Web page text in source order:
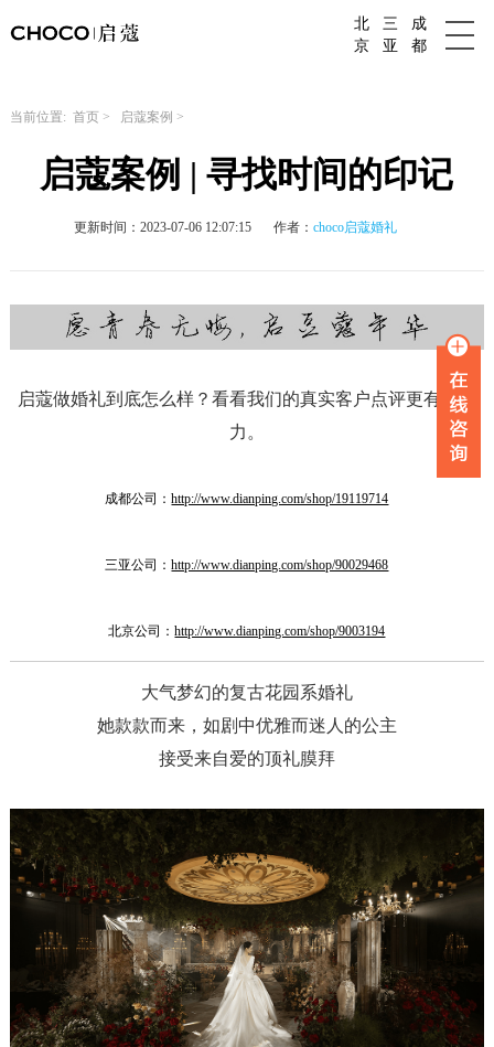
北
京
三
亚
成
都
当前位置: 首页> 启蔻案例 >
启蔻案例 | 寻找时间的印记
更新时间：2023-07-06 12:07:15 作者：choco启蔻婚礼
启蔻做婚礼到底怎么样？看看我们的真实客户点评更有说服
力。
成都公司：http://www.dianping.com/shop/19119714
三亚公司：http://www.dianping.com/shop/90029468
北京公司：http://www.dianping.com/shop/9003194
大气梦幻的复古花园系婚礼
她款款而来，如剧中优雅而迷人的公主
接受来自爱的顶礼膜拜